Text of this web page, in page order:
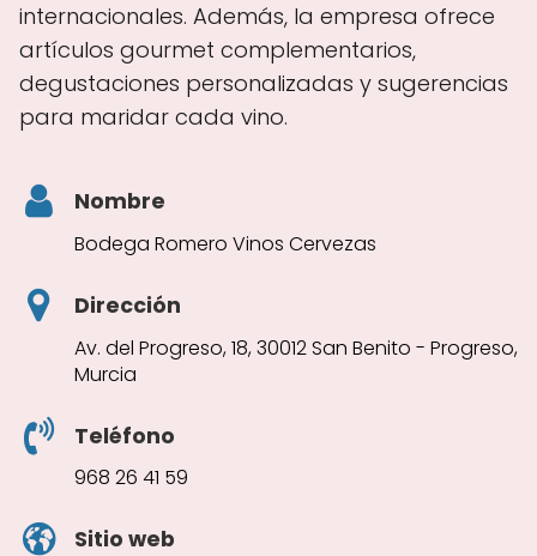
internacionales. Además, la empresa ofrece
artículos gourmet complementarios,
degustaciones personalizadas y sugerencias
para maridar cada vino.
Nombre
Bodega Romero Vinos Cervezas
Dirección
Av. del Progreso, 18, 30012 San Benito - Progreso,
Murcia
Teléfono
968 26 41 59
Sitio web